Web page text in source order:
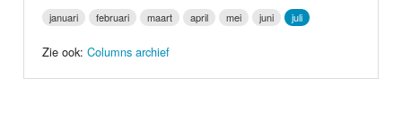
Webcam
Info
januari
februari maart april mei juni juli
Zie ook:Columns archief